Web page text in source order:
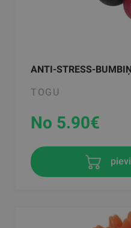
ANTI-STRESS-
TOGU
No 5.90€